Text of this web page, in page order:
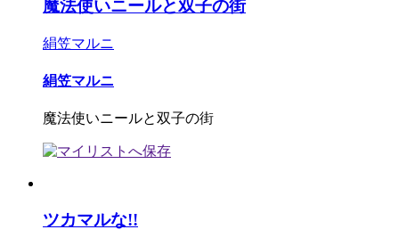
魔法使いニールと双子の街
絹笠マルニ
絹笠マルニ
魔法使いニールと双子の街
ツカマルな!!